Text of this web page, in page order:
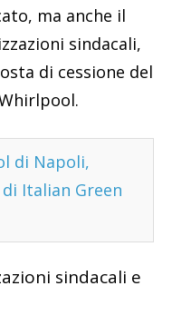
ma anche il
sindacali,
di cessione del
di Napoli,
Italian Green
sindacali e